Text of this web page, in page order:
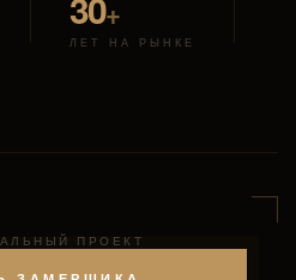
+
ЛЕТ НА РЫНКЕ
ПРОЕКТ